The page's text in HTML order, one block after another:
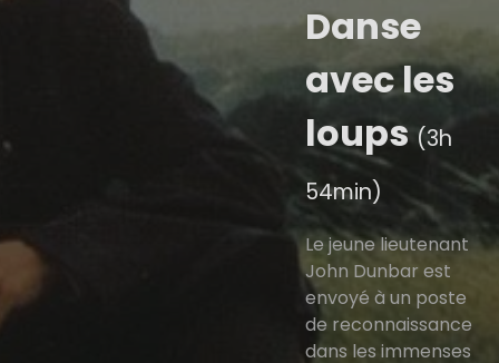
Danse
avec les
loups(3h
54min)
Le jeune lieutenant
John Dunbar est
envoyé à un poste
de reconnaissance
dans les immenses